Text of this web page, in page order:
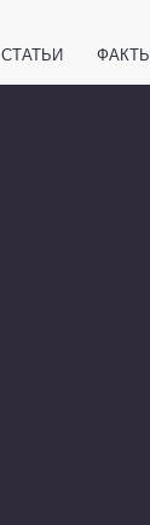
СТАТЬИ ФАКТЫ